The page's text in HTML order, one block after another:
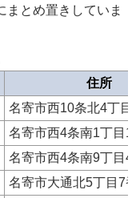
まとめ置きしていま
住所
名寄市西10条北4丁
名寄市西4条南1丁目
名寄市西4条南9丁目
名寄市大通北5丁目7